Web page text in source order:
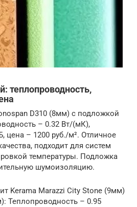
теплопроводность,
D310 (8мм) с подложкой
– 0.32 Вт/(мК),
цена – 1200 руб./м². Отличное
подходит для систем
температуры. Подложка
шумоизоляцию.
Kerama Marazzi City Stone (9мм)
Теплопроводность – 0.95